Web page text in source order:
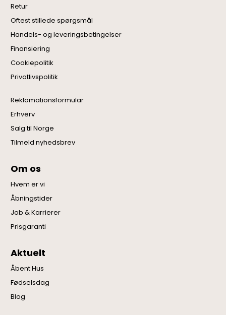
Retur
Oftest stillede spørgsmål
Handels- og leveringsbetingelser
Finansiering
Cookiepolitik
Privatlivspolitik
Reklamationsformular
Erhverv
Salg til Norge
Tilmeld nyhedsbrev
Om os
Hvem er vi
Åbningstider
Job & Karrierer
Prisgaranti
Aktuelt
Åbent Hus
Fødselsdag
Blog